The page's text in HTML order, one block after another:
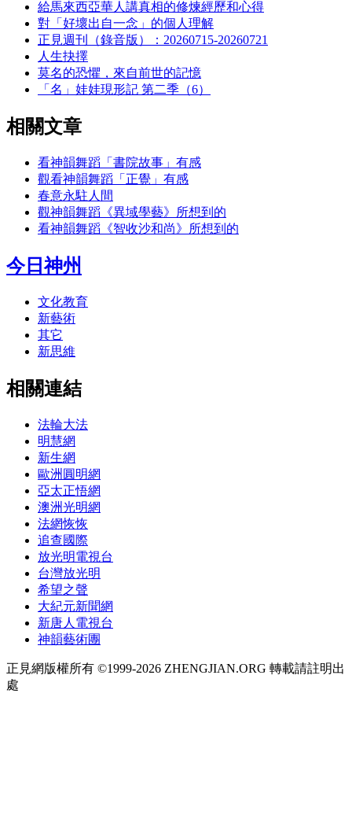
給馬來西亞華人講真相的修煉經歷和心得
對「好壞出自一念」的個人理解
正見週刊（錄音版）：20260715-20260721
人生抉擇
莫名的恐懼，來自前世的記憶
「名」娃娃現形記 第二季（6）
相關文章
看神韻舞蹈「書院故事」有感
觀看神韻舞蹈「正覺」有感
春意永駐人間
觀神韻舞蹈《異域學藝》所想到的
看神韻舞蹈《智收沙和尚》所想到的
今日神州
文化教育
新藝術
其它
新思維
相關連結
法輪大法
明慧網
新生網
歐洲圓明網
亞太正悟網
澳洲光明網
法網恢恢
追查國際
放光明電視台
台灣放光明
希望之聲
大紀元新聞網
新唐人電視台
神韻藝術團
正見網版權所有 ©1999-2026 ZHENGJIAN.ORG 轉載請註明出
處